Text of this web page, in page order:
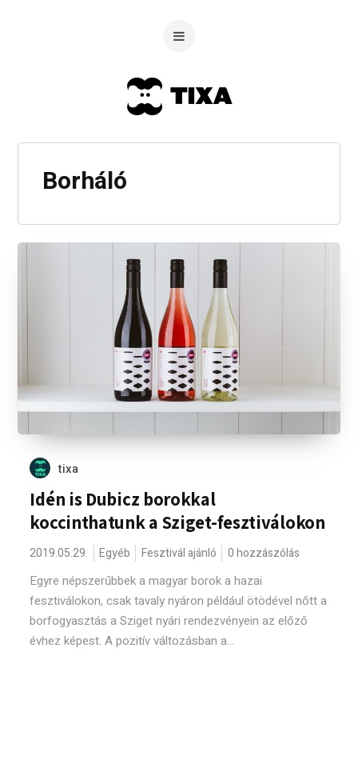
Borháló
tixa
Idén is Dubicz borokkal
koccinthatunk a Sziget-fesztiválokon
2019.05.29. Egyéb Fesztivál ajánló 0 hozzászólás
Egyre népszerűbbek a magyar borok a hazai
fesztiválokon, csak tavaly nyáron például ötödével nőtt a
borfogyasztás a Sziget nyári rendezvényein az előző
évhez képest. A pozitív változásban a...